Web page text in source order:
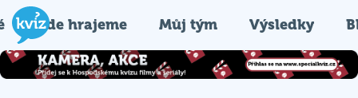
Kde hrajeme Můj tým Výsledky